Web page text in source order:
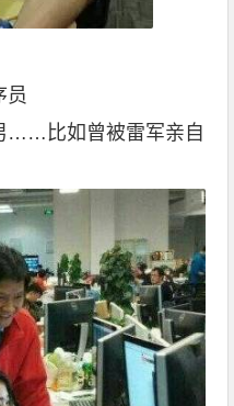
员
……比如曾被雷军亲自